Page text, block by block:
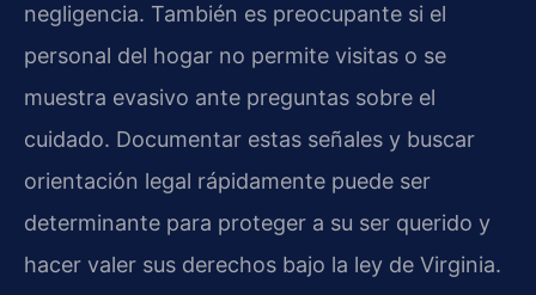
negligencia. También es preocupante si el
personal del hogar no permite visitas o se
muestra evasivo ante preguntas sobre el
cuidado. Documentar estas señales y buscar
orientación legal rápidamente puede ser
determinante para proteger a su ser querido y
hacer valer sus derechos bajo la ley de Virginia.